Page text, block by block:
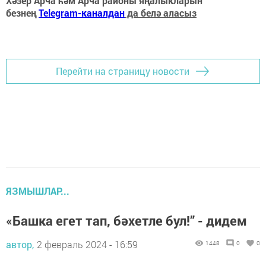
безнеңTelegram-каналданда белә аласыз
Перейти на страницу новости
ЯЗМЫШЛАР...
«Башка егет тап, бәхетле бул!” - дидем
автор, 2 февраль 2024 - 16:59 1448 0 0